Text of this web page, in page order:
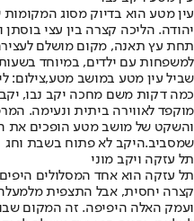
עין מטע הוא בדיוק מסוג
יהודה. הליכה קצרה בין עצי בוסתן
תחת עץ תאנה, מקום מושלם
למשפחות עם ילדים, במיוחד
שביל עין מטע במושב מטע,צילום:
כמה דקות משם מחכה יקב נבו, יקב
מוקפד לאווירה ביתית ונעימה.
והשקט של מושב מטע הופכים את
שמסביב.היקב לא פתוח בשבת וחג
תל עזקה ויקב מוני
תל עזקה הוא אחד המסלולים
קצרה יחסית, אבל התצפית
ועמק האלה היפיפה. זה המקום